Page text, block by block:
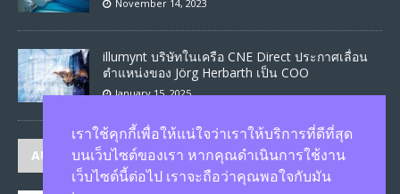
November 14, 2023
illumynt บริษัทในเครือ CNE Direct ประกาศเลื่อน
ตำแหน่งของ Jörg Herbarth เป็น COO
January 15, 2025
AUTHORS
เราใช้คุกกี้เพื่อให้แน่ใจว่าเราให้บริการที่ดีที่สุด
บนเว็บไซต์ของเรา หากคุณดำเนินการใช้งาน
เว็บไซต์นี้ต่อไป เราจะถือว่าคุณพอใจกับมัน